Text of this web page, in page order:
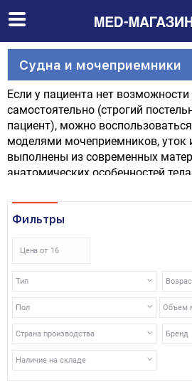
Судна и мочеприемники
Если у пациента нет
самостоятельно (строгий
пациент), можно
моделями мочеприемников, уток
выполнены из современных
анатомических особенностей
ассортименте нашего магазина
модели.
Фильтры
Цена от
Тип
Пол Объем
Бренд
Страна производства
Наличие на складе